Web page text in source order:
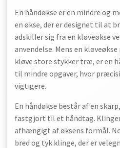
En håndøkse er en mindre og
en økse, der er designet til at
adskiller sig fra en kløveøkse
anvendelse. Mens en
kløve store stykker træ, er en
til mindre opgaver, hvor
vigtigere.
En håndøkse består af en
fastgjort til et håndtag.
afhængigt af øksens formål.
bred og tyk klinge, der er